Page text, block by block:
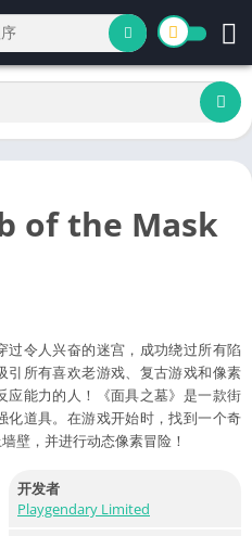
of the Mask
令人兴奋的迷宫，成功绕过所有陷
引所有喜欢老游戏、复古游戏和像素
应能力的人！《面具之墓》是一款街
化道具。在游戏开始时，找到一个奇
壁，并进行动态像素冒险！
开发者
Playgendary Limited